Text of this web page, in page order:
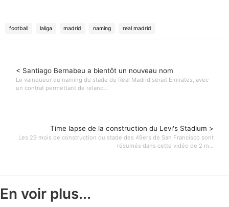
football laliga madrid naming real madrid
< Santiago Bernabeu a bientôt un nouveau nom
Le vainqueur du naming du stade du Real Madrid serait Emirates, avec
un contrat permettant de relanc...
Time lapse de la construction du Levi's Stadium >
Les 29 mois de construction du stade des 49ers de San Francisco sont
résumés dans cette vidéo de 2 m...
En voir plus...